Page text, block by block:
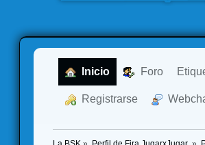
Inicio Foro
Registrarse